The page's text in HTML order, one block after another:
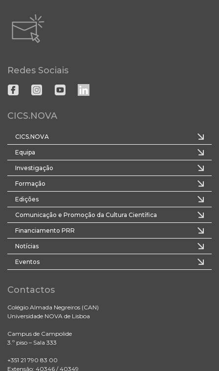
Redes Sociais
CICS.NOVA
CICS.NOVA
Equipa
Investigação
Formação
Edições
Comunicação e Promoção da Cultura Científica
Financiamento PRR
Notícias
Eventos
Contactos
Colégio Almada Negreiros (CAN)
Universidade NOVA de Lisboa
Campus de Campolide
3.º piso – Sala 333
+351 21 790 83 00
Extensão: 40346 / 40349